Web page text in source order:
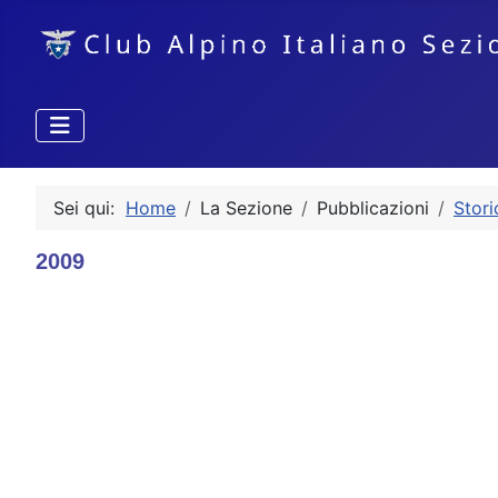
Sei qui: Home La Sezione Pubblicazioni
2009